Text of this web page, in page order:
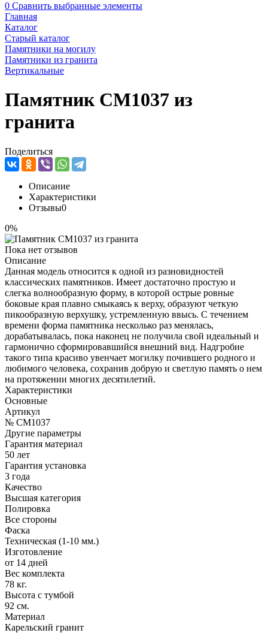
0 Сравнить выбранные элементы
Главная
Каталог
Старый каталог
Памятники на могилу
Памятники из гранита
Вертикальные
Памятник CM1037 из
гранита
Поделиться
Описание
Характеристики
Отзывы0
0%
Пока нет отзывов
Описание
Данная модель относится к одной из разновидностей
классических памятников. Имеет достаточно простую и
слегка волнообразную форму, в которой острые ровные
боковые края плавно смыкаясь к верху, образуют четкую
пикообразную верхушку, устремленную ввысь. С течением
времени форма памятника несколько раз менялась,
дорабатывалась, пока наконец не получила свой идеальный и
гармонично сформировавшийся внешний вид. Надгробие
такого типа красиво увенчает могилку почившего родного и
любимого человека, сохранив добрую и светлую память о нем
на протяжении многих десятилетий.
Характеристики
Основные
Артикул
№ CM1037
Другие параметры
Гарантия материал
50 лет
Гарантия установка
3 года
Качество
Высшая категория
Полировка
Все стороны
Фаска
Техническая (1-10 мм.)
Изготовление
от 14 дней
Вес комплекта
78 кг.
Высота с тумбой
92 см.
Материал
Карельский гранит